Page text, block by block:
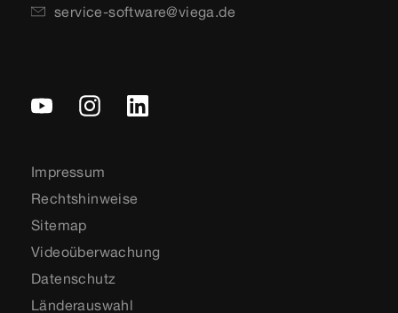
service-software@viega.de
Impressum
Rechtshinweise
Sitemap
Videoüberwachung
Datenschutz
Länderauswahl